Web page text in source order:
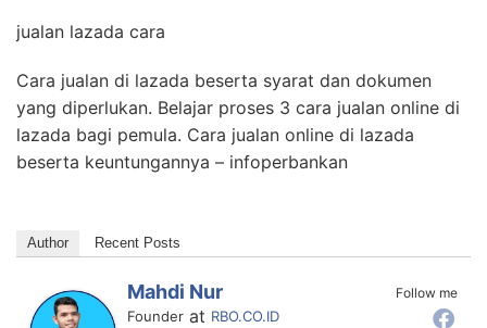
jualan lazada cara
Cara jualan di lazada beserta syarat dan dokumen
yang diperlukan. Belajar proses 3 cara jualan online di
lazada bagi pemula. Cara jualan online di lazada
beserta keuntungannya – infoperbankan
Author Recent Posts
Follow me
Mahdi Nur
Founder at RBO.CO.ID